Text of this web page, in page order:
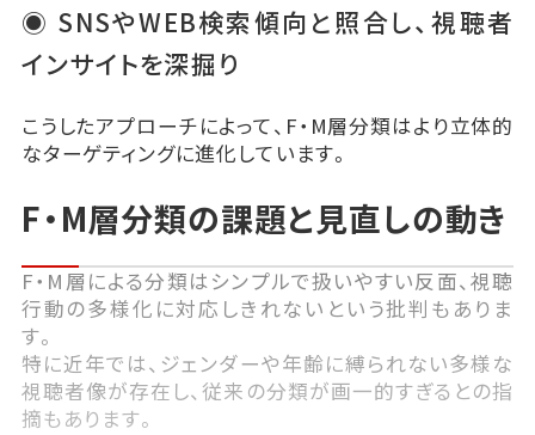
◉ SNSやWEB検索傾向と照合し、視聴者
インサイトを深掘り
こうしたアプローチによって、F・M層分類はより立体的
なターゲティングに進化しています。
F・M層分類の課題と見直しの動き
F・M層による分類はシンプルで扱いやすい反面、視聴
行動の多様化に対応しきれないという批判もありま
す。
特に近年では、ジェンダーや年齢に縛られない多様な
視聴者像が存在し、従来の分類が画一的すぎるとの指
摘もあります。